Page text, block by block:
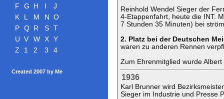
F
G H
J
K
L M N
O
P
Q R S
T
U V W X
Y
Z
1 2 3 4
Created 2007 by Me
Reinhold Wendel Sieger der
4-Etappenfahrt, heute die INT.
7 Stunden 35 Minuten) bei
2. Platz bei der Deutschen
waren zu anderen Rennen
Zum Ehrenmitglied wurde
1936
Karl Brunner wird
Sieger im Industrie und Presse